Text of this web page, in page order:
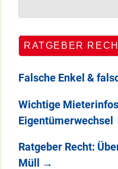
RATGEBER
Falsche Enkel &
Wichtige
Eigentümerwechsel
Ratgeber Recht:
Müll
→